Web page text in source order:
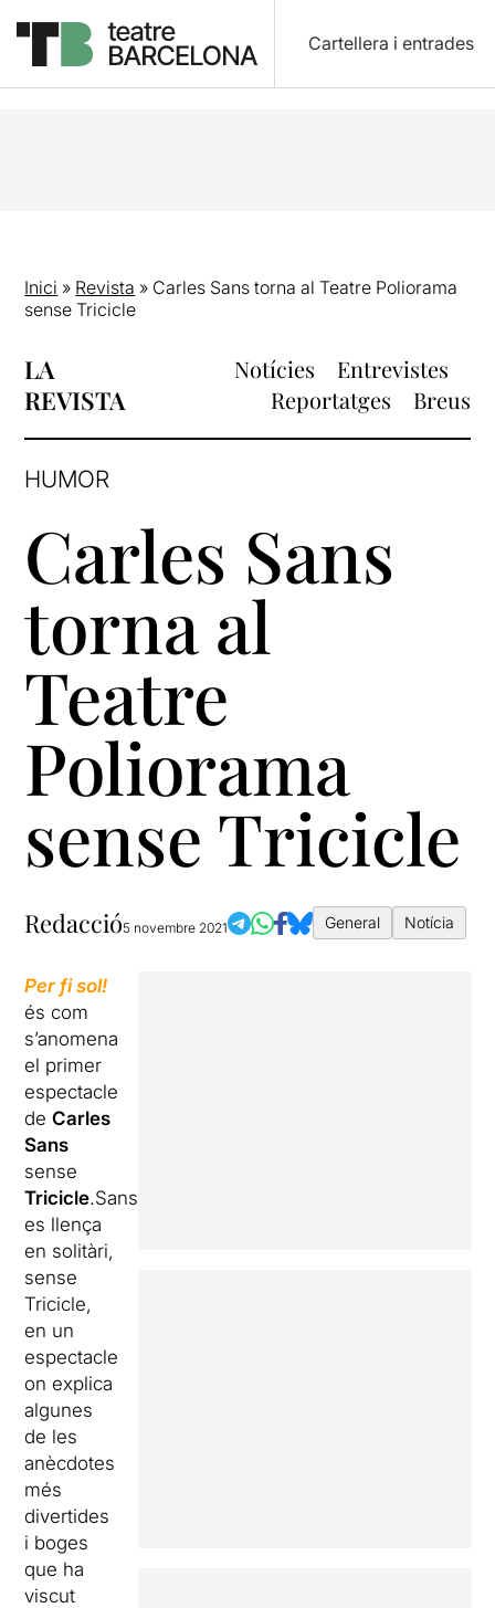
Cartellera i entrades
Inici » Revista » Carles Sans torna al Teatre Poliorama
sense Tricicle
LA
REVISTA
Notícies
Entrevistes
Reportatges
Breus
HUMOR
Carles Sans
torna al
Teatre
Poliorama
sense Tricicle
Redacció5 novembre 2021 General Notícia
Per fi sol!
és com
s’anomena
el primer
espectacle
deCarles
Sans
sense
Tricicle.Sans
es llença
en solitàri,
sense
Tricicle,
en un
espectacle
on explica
algunes
de les
anècdotes
més
divertides
i boges
que ha
viscut